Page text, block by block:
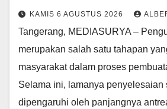
KAMIS 6 AGUSTUS 2026
Tangerang, MEDIASURYA –
merupakan salah satu tahapan
masyarakat dalam proses
Selama ini, lamanya penyelesaian
dipengaruhi oleh panjangnya